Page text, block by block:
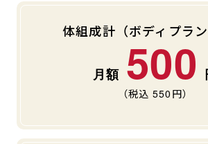
店舗情報・サ
店舗へのお
クレジットカードで入会する WEBで入会
入会を悩まれている方へトップ
JOYFIT
JOYFIT24 JOYFIT
体組成計（ボディプラン
500
（税込 550 円）